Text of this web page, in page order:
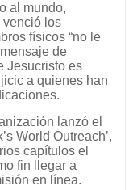
al mundo,
venció los
físicos “no le
de
Jesucristo es
a quienes han
lanzó el
World Outreach’,
capítulos el
fin llegar a
en línea.